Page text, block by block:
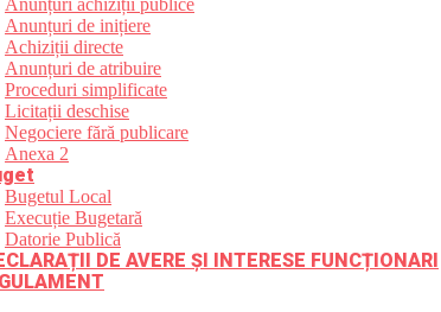
Anunțuri achiziții publice
Anunțuri de inițiere
Achiziții directe
Anunțuri de atribuire
Proceduri simplificate
Licitații deschise
Negociere fără publicare
Anexa 2
Bugetul Local
Execuție Bugetară
Datorie Publică
DE AVERE ȘI INTERESE FUNCȚIONARI